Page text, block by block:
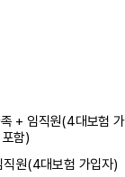
+ 임직원(4대보험
함)
직원(4대보험 가입자)